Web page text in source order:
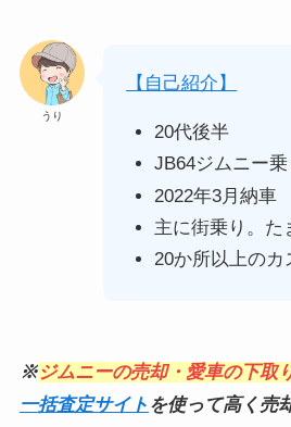
うり
【自己紹介】
20代後半
JB64ジムニー乗
2022年3月納車
主に街乗り。た
20か所以上のカ
※ジムニーの売却・愛車の下取
一括査定サイト を使って高く売